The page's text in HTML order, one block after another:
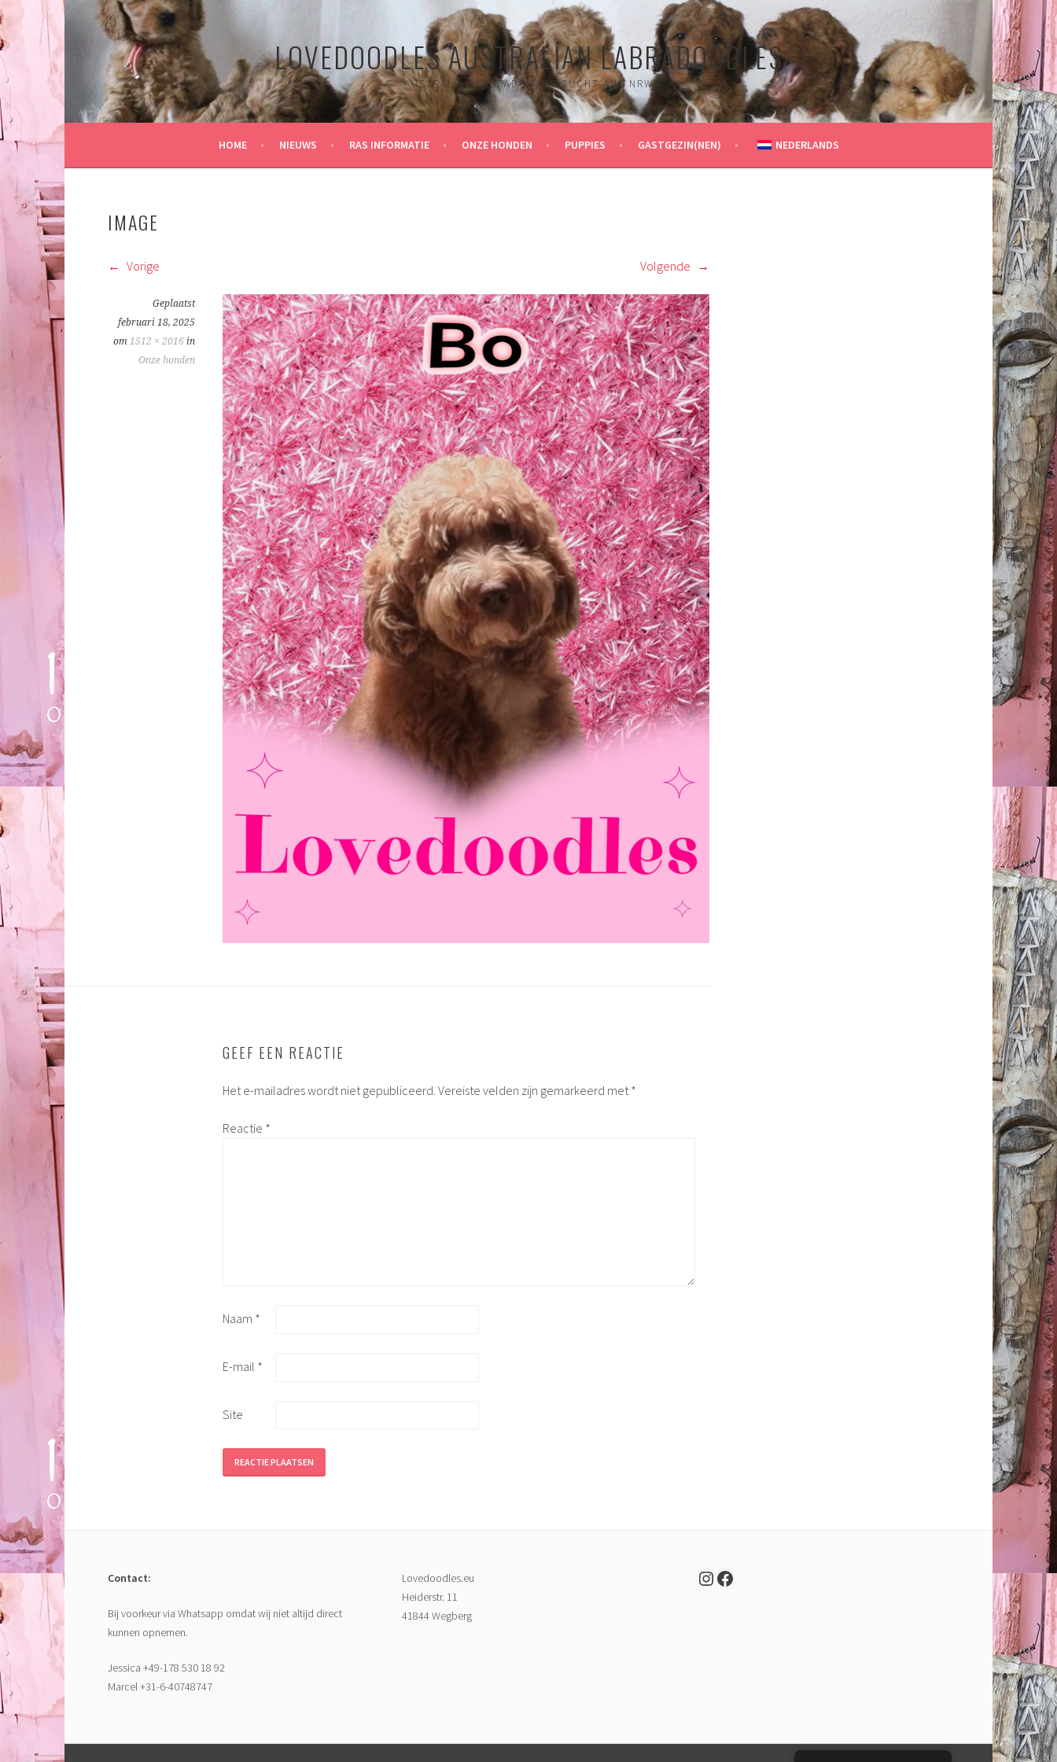
Spring
LOVEDOODLES AUSTRALIAN LABRADOODLES
AUSTRALIAN LABRADOODLE ZUCHT AUS NRW
HOME NIEUWS RAS INFORMATIE ONZE HONDEN PUPPIES GASTGEZIN(NEN) NEDERLANDS
IMAGE
Vorige Volgende
Geplaatst
februari 18, 2025
om 1512 × 2016 in
Onze honden
GEEF EEN REACTIE
Het e-mailadres wordt niet gepubliceerd. Vereiste velden zijn gemarkeerd met*
Reactie *
Naam *
E-mail *
Site
Contact:
Bij voorkeur via Whatsapp omdat wij niet altijd direct
kunnen opnemen.
Jessica +49-178 530 18 92
Marcel +31-6-40748747
Lovedoodles.eu
Heiderstr. 11
41844 Wegberg
Instagram
Facebook